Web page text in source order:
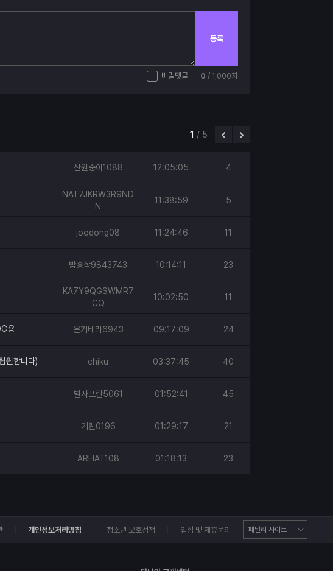
등록
비밀댓글 0 / 1,000자
1 / 5
산원숭이1088 12:05:05 4
NAT7JKRW3R9ND
N
11:38:59 5
joodong08 11:24:46 11
밤홍학9843743 10:14:11 23
KA7Y9QGSWMR7
CQ
10:02:50 11
용 은거베라6943 09:17:09 24
원합니다) chiku 03:37:45 40
별사프란5061 01:52:41 45
기린0196 01:29:17 21
ARHAT108 01:18:13 23
개인정보처리방침 청소년 보호정책 입점 및 제휴문의